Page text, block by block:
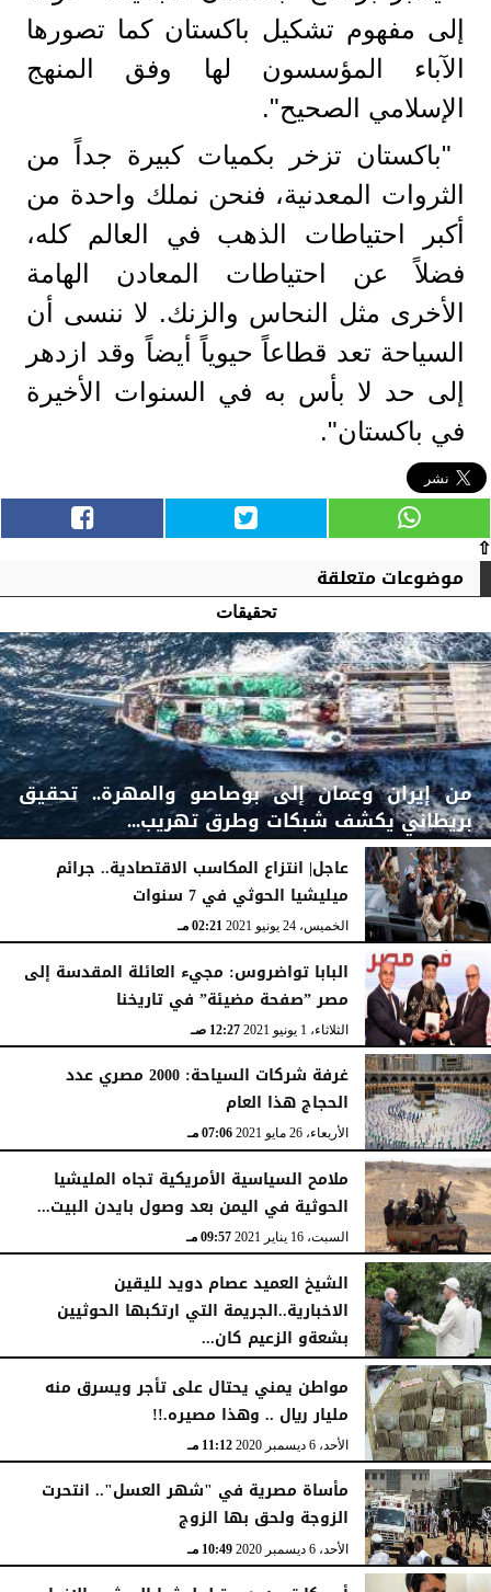
إلى مفهوم تشكيل باكستان كما تصورها
الآباء المؤسسون لها وفق المنهج
الإسلامي الصحيح".
"باكستان تزخر بكميات كبيرة جداً من
الثروات المعدنية، فنحن نملك واحدة من
أكبر احتياطات الذهب في العالم كله،
فضلاً عن احتياطات المعادن الهامة
الأخرى مثل النحاس والزنك. لا ننسى أن
السياحة تعد قطاعاً حيوياً أيضاً وقد ازدهر
إلى حد لا بأس به في السنوات الأخيرة
في باكستان".
⇧
موضوعات متعلقة
تحقيقات
من إيران وعمان إلى بوصاصو والمهرة.. تحقيق
بريطاني يكشف شبكات وطرق تهريب...
السبت، 12 مارس 2022 02:07 صـ
عاجل| انتزاع المكاسب الاقتصادية.. جرائم
ميليشيا الحوثي في 7 سنوات
الخميس، 24 يونيو 2021 02:21 مـ
البابا تواضروس: مجيء العائلة المقدسة إلى
مصر ”صفحة مضيئة” في تاريخنا
الثلاثاء، 1 يونيو 2021 12:27 صـ
غرفة شركات السياحة: 2000 مصري عدد
الحجاج هذا العام
الأربعاء، 26 مايو 2021 07:06 مـ
ملامح السياسية الأمريكية تجاه المليشيا
الحوثية في اليمن بعد وصول بايدن البيت...
السبت، 16 يناير 2021 09:57 مـ
الشيخ العميد عصام دويد لليقين
الاخبارية..الجريمة التي ارتكبها الحوثيين
بشعةو الزعيم كان...
الإثنين، 21 ديسمبر 2020
مواطن يمني يحتال على تأجر ويسرق منه
مليار ريال .. وهذا مصيره.!!
الأحد، 6 ديسمبر 2020 11:12 مـ
مأساة مصرية في "شهر العسل".. انتحرت
الزوجة ولحق بها الزوج
الأحد، 6 ديسمبر 2020 10:49 مـ